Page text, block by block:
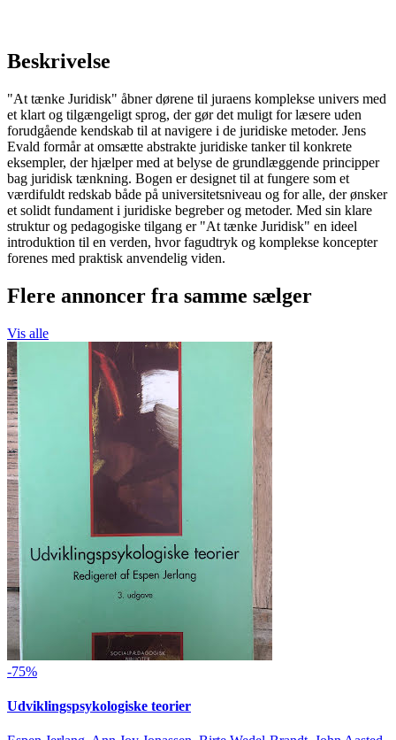
Beskrivelse
"At tænke Juridisk" åbner dørene til juraens komplekse univers med
et klart og tilgængeligt sprog, der gør det muligt for læsere uden
forudgående kendskab til at navigere i de juridiske metoder. Jens
Evald formår at omsætte abstrakte juridiske tanker til konkrete
eksempler, der hjælper med at belyse de grundlæggende principper
bag juridisk tænkning. Bogen er designet til at fungere som et
værdifuldt redskab både på universitetsniveau og for alle, der ønsker
et solidt fundament i juridiske begreber og metoder. Med sin klare
struktur og pedagogiske tilgang er "At tænke Juridisk" en ideel
introduktion til en verden, hvor fagudtryk og komplekse koncepter
forenes med praktisk anvendelig viden.
Flere annoncer fra samme sælger
Vis alle
-75%
Udviklingspsykologiske teorier